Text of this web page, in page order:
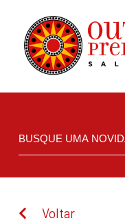
Voltar